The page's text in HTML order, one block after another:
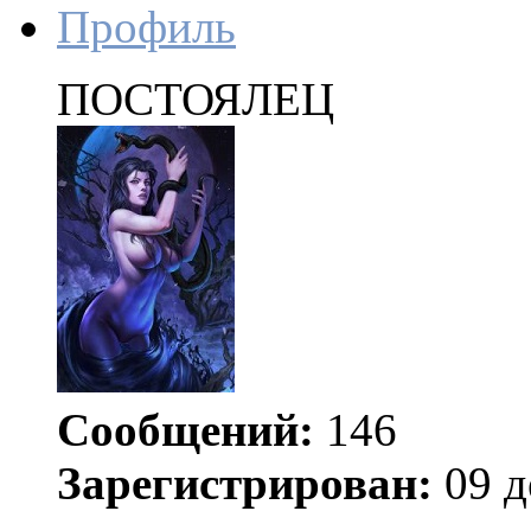
Профиль
ПОСТОЯЛЕЦ
Сообщений: 146
Зарегистрирован: 09